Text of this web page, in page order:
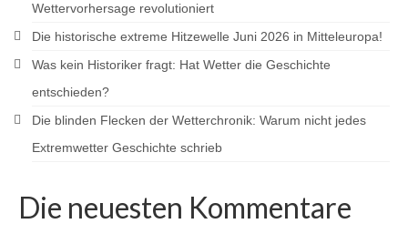
Wettervorhersage revolutioniert
Die historische extreme Hitzewelle Juni 2026 in Mitteleuropa!
Was kein Historiker fragt: Hat Wetter die Geschichte
entschieden?
Die blinden Flecken der Wetterchronik: Warum nicht jedes
Extremwetter Geschichte schrieb
Die neuesten Kommentare